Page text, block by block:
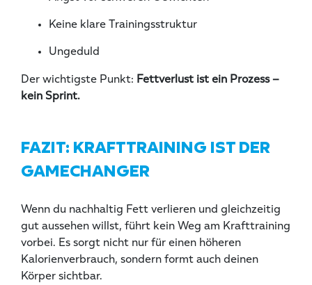
Keine klare Trainingsstruktur
Ungeduld
Der wichtigste Punkt: Fettverlust ist ein Prozess –
kein Sprint.
FAZIT: KRAFTTRAINING IST DER
GAMECHANGER
Wenn du nachhaltig Fett verlieren und gleichzeitig
gut aussehen willst, führt kein Weg am Krafttraining
vorbei. Es sorgt nicht nur für einen höheren
Kalorienverbrauch, sondern formt auch deinen
Körper sichtbar.